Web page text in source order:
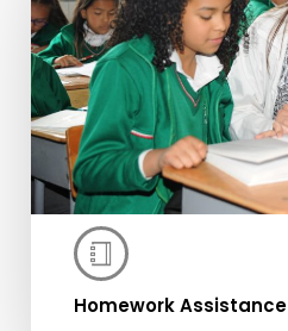
Homework Assistance